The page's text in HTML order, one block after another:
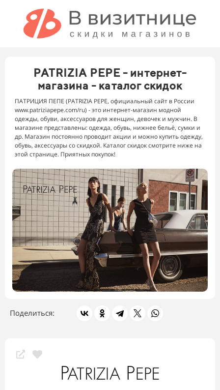
PATRIZIA PEPE - интернет-
магазина - каталог скидок
ПАТРИЦИЯ ПЕПЕ (PATRIZIA PEPE, официальный сайт в России
www.patriziapepe.com/ru) - это интернет-магазин модной
одежды, обуви, аксессуаров для женщин, девочек и мужчин. В
магазине представлены: одежда, обувь, нижнее бельё, сумки и
др. Магазин постоянно проводит акции и можно купить одежду,
обувь, аксессуары со скидкой. Каталог скидок смотрите ниже на
этой странице. Приятных покупок!
Поделиться: